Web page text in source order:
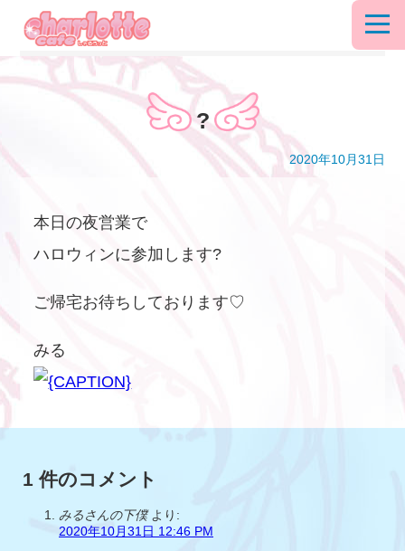
?
2020年10月31日
本日の夜営業で
ハロウィンに参加します?
ご帰宅お待ちしております♡
みる
1 件のコメント
みるさんの下僕 より:
2020年10月31日 12:46 PM